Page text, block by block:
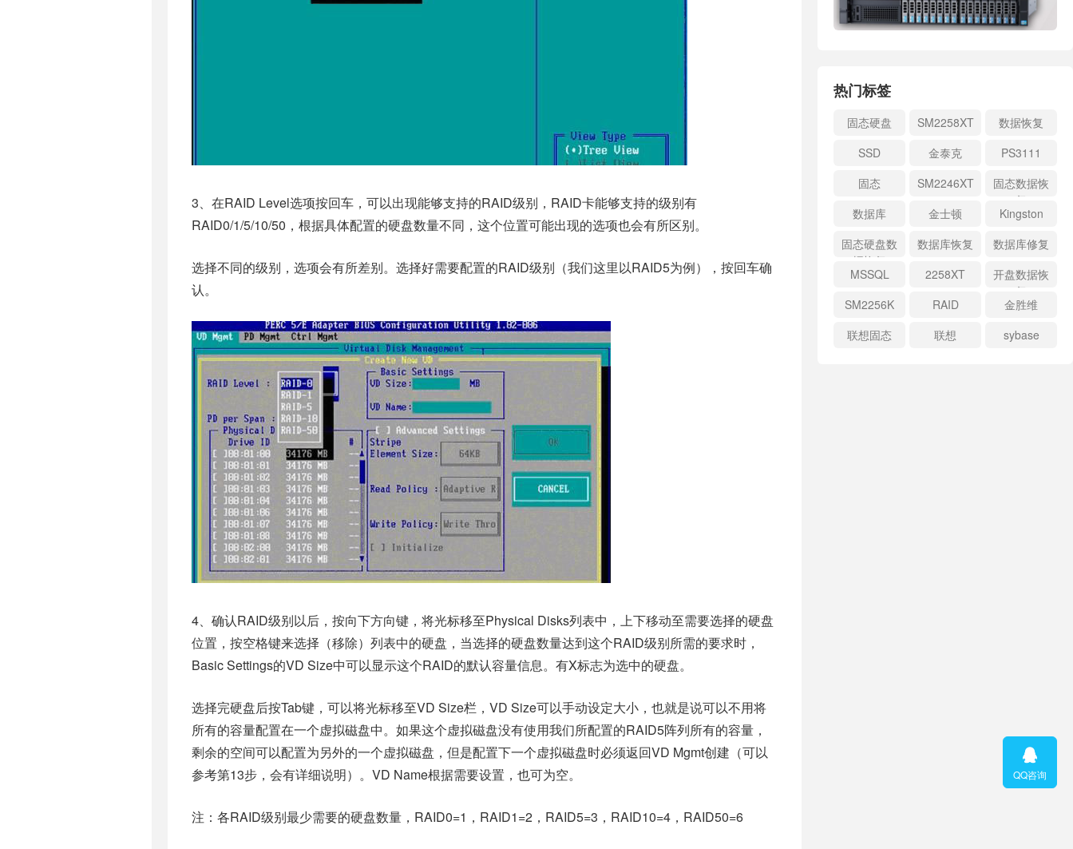
3、在RAID Level选项按回车，可以出现能够支持的RAID级别，RAID卡能够支持的级别有
RAID0/1/5/10/50，根据具体配置的硬盘数量不同，这个位置可能出现的选项也会有所区别。
选择不同的级别，选项会有所差别。选择好需要配置的RAID级别（我们这里以RAID5为例），按回车确
认。
4、确认RAID级别以后，按向下方向键，将光标移至Physical Disks列表中，上下移动至需要选择的硬盘
位置，按空格键来选择（移除）列表中的硬盘，当选择的硬盘数量达到这个RAID级别所需的要求时，
Basic Settings的VD Size中可以显示这个RAID的默认容量信息。有X标志为选中的硬盘。
选择完硬盘后按Tab键，可以将光标移至VD Size栏，VD Size可以手动设定大小，也就是说可以不用将
所有的容量配置在一个虚拟磁盘中。如果这个虚拟磁盘没有使用我们所配置的RAID5阵列所有的容量，
剩余的空间可以配置为另外的一个虚拟磁盘，但是配置下一个虚拟磁盘时必须返回VD Mgmt创建（可以
参考第13步，会有详细说明）。VD Name根据需要设置，也可为空。
注：各RAID级别最少需要的硬盘数量，RAID0=1，RAID1=2，RAID5=3，RAID10=4，RAID50=6
热门标签
固态硬盘 SM2258XT
数据恢复
SSD
金泰克
PS3111
固态
SM2246XT
固态数据恢
复
数据库
金士顿
Kingston
固态硬盘数
据恢复
数据库恢复
数据库修复
MSSQL
2258XT
开盘数据恢
复
SM2256K
RAID
金胜维
联想固态
联想 sybase

QQ咨询